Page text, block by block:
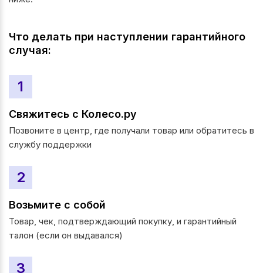
Что делать при наступлении гарантийного
случая:
1
Свяжитесь с Колесо.ру
Позвоните в центр, где получали товар или обратитесь в
службу поддержки
2
Возьмите с собой
Товар, чек, подтверждающий покупку, и гарантийный
талон (если он выдавался)
3